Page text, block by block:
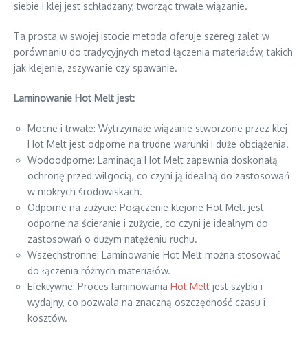
siebie i klej jest schładzany, tworząc trwałe wiązanie.
Ta prosta w swojej istocie metoda oferuje szereg zalet w
porównaniu do tradycyjnych metod łączenia materiałów, takich
jak klejenie, zszywanie czy spawanie.
Laminowanie Hot Melt jest:
Mocne i trwałe: Wytrzymałe wiązanie stworzone przez klej
Hot Melt jest odporne na trudne warunki i duże obciążenia.
Wodoodporne: Laminacja Hot Melt zapewnia doskonałą
ochronę przed wilgocią, co czyni ją idealną do zastosowań
w mokrych środowiskach.
Odporne na zużycie: Połączenie klejone Hot Melt jest
odporne na ścieranie i zużycie, co czyni je idealnym do
zastosowań o dużym natężeniu ruchu.
Wszechstronne: Laminowanie Hot Melt można stosować
do łączenia różnych materiałów.
Efektywne: Proces laminowania Hot Melt jest szybki i
wydajny, co pozwala na znaczną oszczędność czasu i
kosztów.